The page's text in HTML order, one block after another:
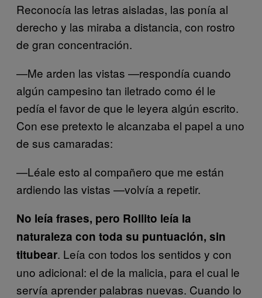
Reconocía las letras aisladas, las ponía al
derecho y las miraba a distancia, con rostro
de gran concentración.
—Me arden las vistas —respondía cuando
algún campesino tan iletrado como él le
pedía el favor de que le leyera algún escrito.
Con ese pretexto le alcanzaba el papel a uno
de sus camaradas:
—Léale esto al compañero que me están
ardiendo las vistas —volvía a repetir.
No leía frases, pero Rollito leía la
naturaleza con toda su puntuación, sin
titubear. Leía con todos los sentidos y con
uno adicional: el de la malicia, para el cual le
servía aprender palabras nuevas. Cuando lo